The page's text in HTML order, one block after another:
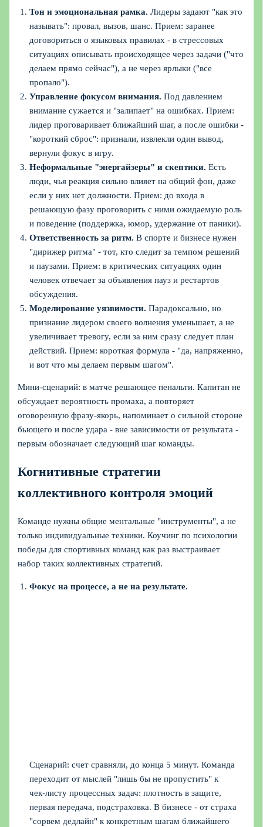
Тон и эмоциональная рамка. Лидеры задают "как это
называть": провал, вызов, шанс. Прием: заранее
договориться о языковых правилах - в стрессовых
ситуациях описывать происходящее через задачи ("что
делаем прямо сейчас"), а не через ярлыки ("все
пропало").
Управление фокусом внимания. Под давлением
внимание сужается и "залипает" на ошибках. Прием:
лидер проговаривает ближайший шаг, а после ошибки -
"короткий сброс": признали, извлекли один вывод,
вернули фокус в игру.
Неформальные "энергайзеры" и скептики. Есть
люди, чья реакция сильно влияет на общий фон, даже
если у них нет должности. Прием: до входа в
решающую фазу проговорить с ними ожидаемую роль
и поведение (поддержка, юмор, удержание от паники).
Ответственность за ритм. В спорте и бизнесе нужен
"дирижер ритма" - тот, кто следит за темпом решений
и паузами. Прием: в критических ситуациях один
человек отвечает за объявления пауз и рестартов
обсуждения.
Моделирование уязвимости. Парадоксально, но
признание лидером своего волнения уменьшает, а не
увеличивает тревогу, если за ним сразу следует план
действий. Прием: короткая формула - "да, напряженно,
и вот что мы делаем первым шагом".
Мини‑сценарий: в матче решающее пенальти. Капитан не
обсуждает вероятность промаха, а повторяет
оговоренную фразу‑якорь, напоминает о сильной стороне
бьющего и после удара - вне зависимости от результата -
первым обозначает следующий шаг команды.
Когнитивные стратегии
коллективного контроля эмоций
Команде нужны общие ментальные "инструменты", а не
только индивидуальные техники. Коучинг по психологии
победы для спортивных команд как раз выстраивает
набор таких коллективных стратегий.
Фокус на процессе, а не на результате.
Сценарий: счет сравняли, до конца 5 минут. Команда
переходит от мыслей "лишь бы не пропустить" к
чек‑листу процессных задач: плотность в защите,
первая передача, подстраховка. В бизнесе - от страха
"сорвем дедлайн" к конкретным шагам ближайшего